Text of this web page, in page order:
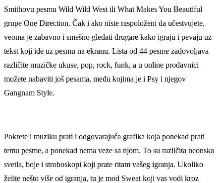
Smithovu pesmu Wild Wild West ili What Makes You Beautiful
grupe One Direction. Čak i ako niste raspoloženi da učestvujete,
veoma je zabavno i smešno gledati drugare kako igraju i pevaju uz
tekst koji ide uz pesmu na ekranu. Lista od 44 pesme zadovoljava
različite muzičke ukuse, pop, rock, funk, a u online prodavnici
možete nabaviti još pesama, među kojima je i Psy i njegov
Gangnam Style.
Pokrete i muziku prati i odgovarajuća grafika koja ponekad prati
temu pesme, a ponekad nema veze sa njom. To su različita neonska
svetla, boje i stroboskopi koji prate ritam vašeg igranja. Ukoliko
želite nešto više od igranja, tu je mod Sweat koji vas vodi kroz